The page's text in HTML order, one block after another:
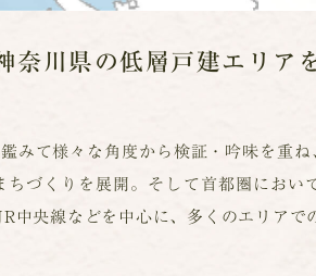
奈川県の低層戸建エリア
みて様々な角度から検証・吟味を重
づくりを展開。そして首都圏におい
央線などを中心に、多くのエリアで